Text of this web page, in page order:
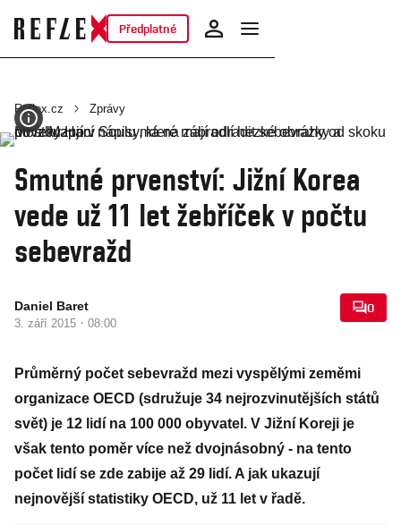
Předplatné
Reflex.cz Zprávy
Smutné prvenství: Jižní Korea
vede už 11 let žebříček v počtu
sebevražd
Daniel Baret
3. září 2015 · 08:00
0
Průměrný počet sebevražd mezi vyspělými zeměmi
organizace OECD (sdružuje 34 nejrozvinutějších států
svět) je 12 lidí na 100 000 obyvatel. V Jižní Koreji je
však tento poměr více než dvojnásobný - na tento
počet lidí se zde zabije až 29 lidí. A jak ukazují
nejnovější statistiky OECD, už 11 let v řadě.